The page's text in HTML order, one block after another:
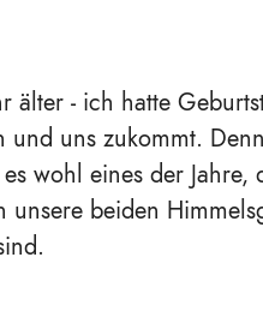
älter - ich hatte
uns zukommt.
wohl eines der Jahre,
beiden